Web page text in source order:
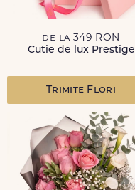
de la 349 RON
Cutie de lux Prestige
Trimite Flori